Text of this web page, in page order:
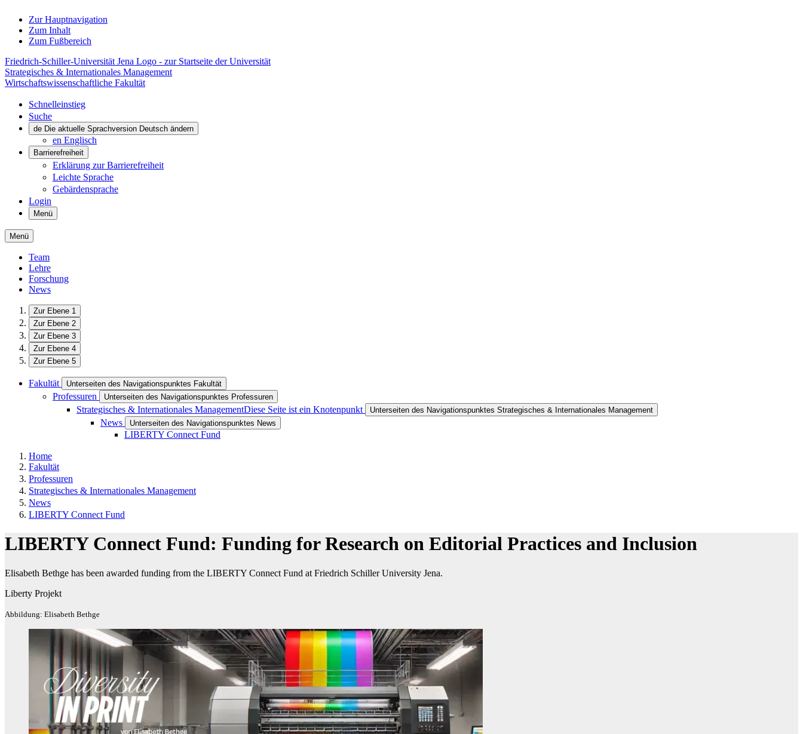
Zur Hauptnavigation
Zum Inhalt
Zum Fußbereich
Friedrich-Schiller-Universität Jena Logo - zur Startseite der Universität
Strategisches & Internationales Management
Wirtschaftswissenschaftliche Fakultät
Schnelleinstieg
Suche
de Die aktuelle Sprachversion Deutsch ändern
en Englisch
Barrierefreiheit
Erklärung zur Barrierefreiheit
Leichte Sprache
Gebärdensprache
Login
Menü
Menü
Team
Lehre
Forschung
News
Zur Ebene 1
Zur Ebene 2
Zur Ebene 3
Zur Ebene 4
Zur Ebene 5
Fakultät Unterseiten des Navigationspunktes Fakultät
Professuren Unterseiten des Navigationspunktes Professuren
Strategisches & Internationales ManagementDiese Seite ist ein Knotenpunkt Unterseiten des Navigationspunktes Strategisches & Internationales Management
News Unterseiten des Navigationspunktes News
LIBERTY Connect Fund
Home
Fakultät
Professuren
Strategisches & Internationales Management
News
LIBERTY Connect Fund
LIBERTY Connect Fund: Funding for Research on Editorial Practices and Inclusion
Elisabeth Bethge has been awarded funding from the LIBERTY Connect Fund at Friedrich Schiller University Jena.
Liberty Projekt
Abbildung: Elisabeth Bethge